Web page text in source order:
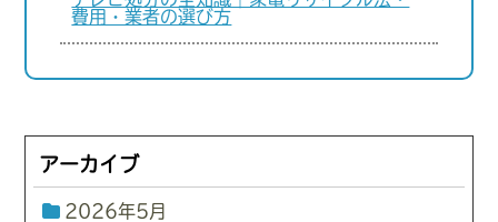
費用・業者の選び方
アーカイブ
2026年5月